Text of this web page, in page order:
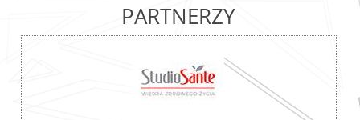
PARTNERZY